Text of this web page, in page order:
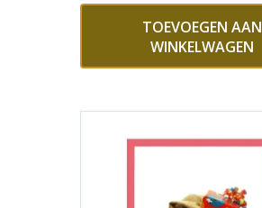
TOEVOEGEN AAN
WINKELWAGEN